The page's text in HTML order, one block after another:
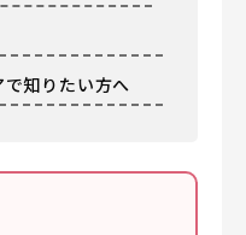
知りたい方へ